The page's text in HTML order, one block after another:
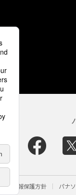
個人情報保護方針 パナ